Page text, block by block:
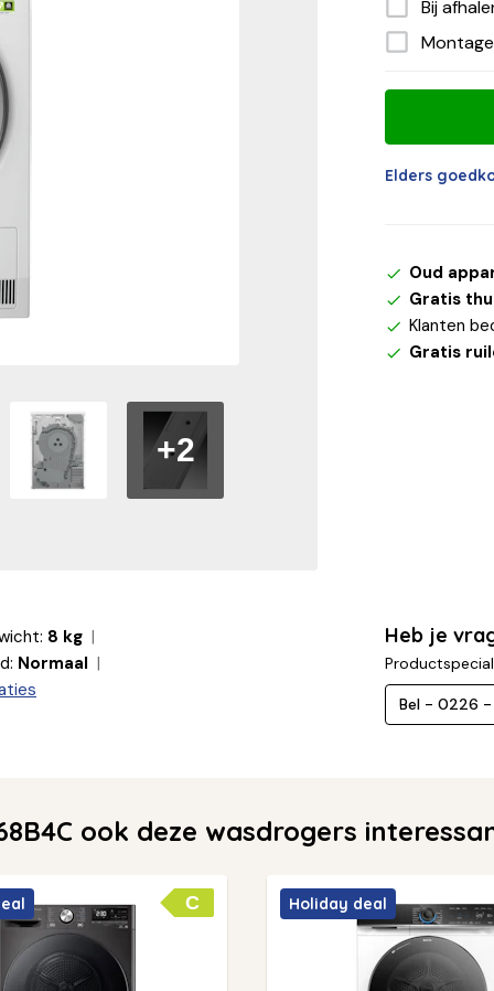
+2
Bij
Elders
Oud
Gratis
Klanten
Gratis
8 kg
Normaal
Heb je
Bel - 0226
ook deze wasdrogers
C Holiday deal